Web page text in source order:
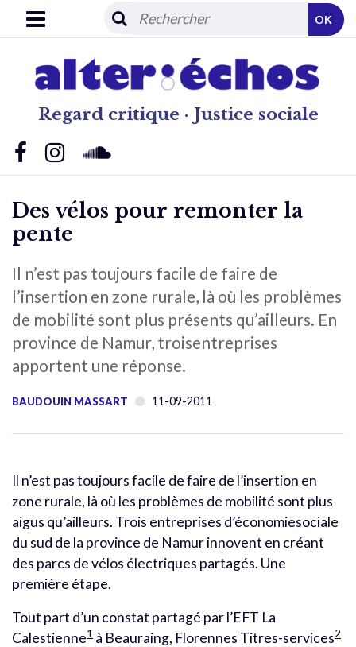
Regard critique · Justice sociale
OK
Des vélos pour remonter la
pente
Il n’est pas toujours facile de faire de
l’insertion en zone rurale, là où les problèmes
de mobilité sont plus présents qu’ailleurs. En
province de Namur, troisentreprises
apportent une réponse.
BAUDOUIN MASSART 11-09-2011
Il n’est pas toujours facile de faire de l’insertion en
zone rurale, là où les problèmes de mobilité sont plus
aigus qu’ailleurs. Trois entreprises d’économiesociale
du sud de la province de Namur innovent en créant
des parcs de vélos électriques partagés. Une
première étape.
Tout part d’un constat partagé par l’EFT La
Calestienne1 à Beauraing, Florennes Titres-services2